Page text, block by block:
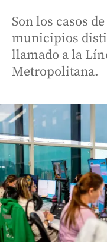
Son los casos
municipios
llamado a la
Metropolitana.